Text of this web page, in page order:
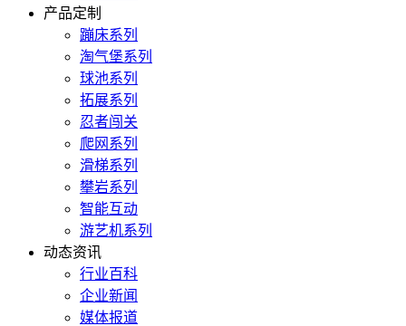
产品定制
蹦床系列
淘气堡系列
球池系列
拓展系列
忍者闯关
爬网系列
滑梯系列
攀岩系列
智能互动
游艺机系列
动态资讯
行业百科
企业新闻
媒体报道